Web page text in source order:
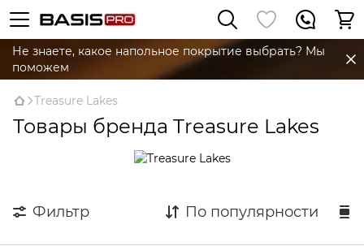
Не знаете, какое напольное покрытие выбрать? Мы
поможем
Treasure Lakes
Товары бренда Treasure Lakes
Фильтр По популярности